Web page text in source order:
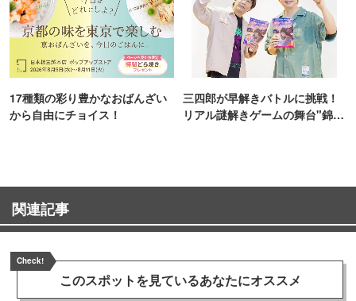
17種類の彩り豊かなおばんざい
から自由にチョイス！
三四郎が早解きバトルに挑戦！
リアル謎解きゲームの舞台"錦糸
関連記事
Check!
このスポットを見ているあなたにオススメ